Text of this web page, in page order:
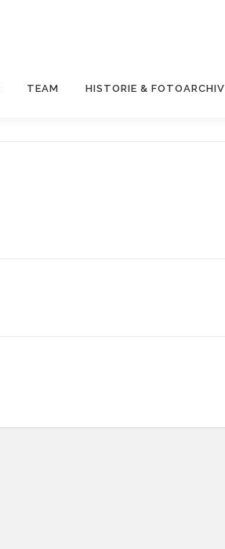
TEAM HISTORIE & FOTOARCHIV